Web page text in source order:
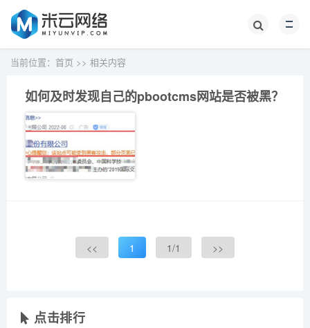
当前位置： 首页 >> 相关内容
如何及时发现自己的pbootcms网站是否被黑？
<< 1 1/1 >>
点击排行